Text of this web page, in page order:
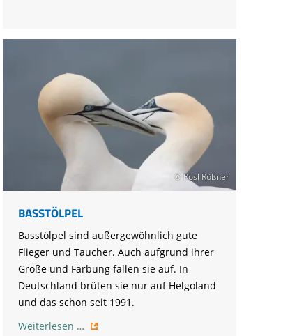
© Rosl Rößner
BASSTÖLPEL
Basstölpel sind außergewöhnlich gute
Flieger und Taucher. Auch aufgrund ihrer
Größe und Färbung fallen sie auf. In
Deutschland brüten sie nur auf Helgoland
und das schon seit 1991.
Weiterlesen …Basstölpel